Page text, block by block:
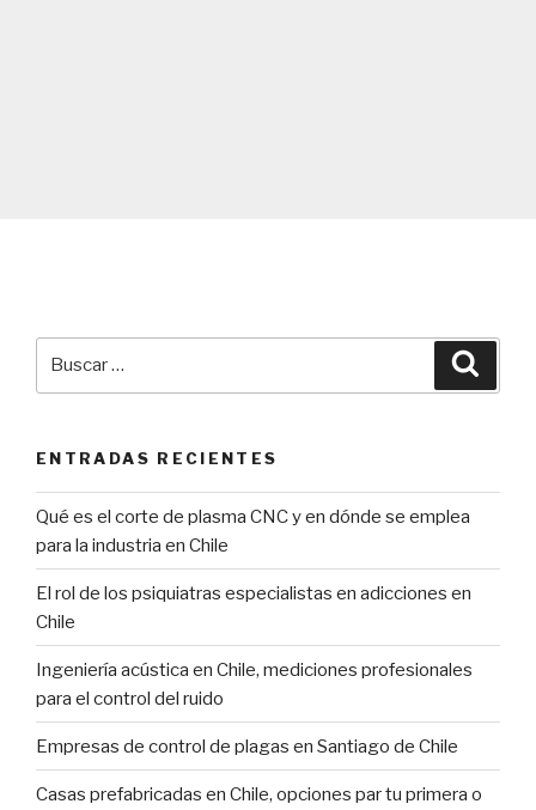
ENTRADAS RECIENTES
Qué es el corte de plasma CNC y en dónde se emplea
para la industria en Chile
El rol de los psiquiatras especialistas en adicciones en
Chile
Ingeniería acústica en Chile, mediciones profesionales
para el control del ruido
Empresas de control de plagas en Santiago de Chile
Casas prefabricadas en Chile, opciones par tu primera o